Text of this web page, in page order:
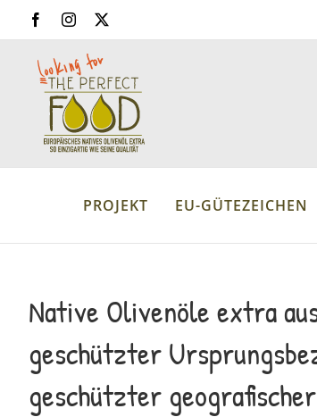
FacebookInstagram
PROJEKT EU-GÜTEZEICHEN
Native Olivenöle extra
geschützter
geschützter